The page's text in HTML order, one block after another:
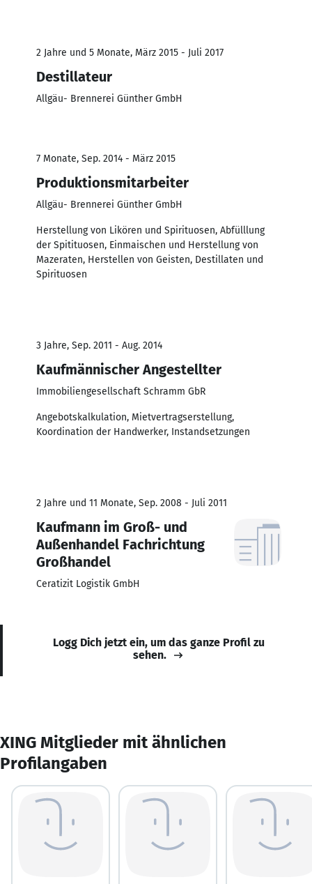
2 Jahre und 5 Monate, März 2015 - Juli 2017
Destillateur
Allgäu- Brennerei Günther GmbH
7 Monate, Sep. 2014 - März 2015
Produktionsmitarbeiter
Allgäu- Brennerei Günther GmbH
Herstellung von Likören und Spirituosen, Abfülllung
der Spitituosen, Einmaischen und Herstellung von
Mazeraten, Herstellen von Geisten, Destillaten und
Spirituosen
3 Jahre, Sep. 2011 - Aug. 2014
Kaufmännischer Angestellter
Immobiliengesellschaft Schramm GbR
Angebotskalkulation, Mietvertragserstellung,
Koordination der Handwerker, Instandsetzungen
2 Jahre und 11 Monate, Sep. 2008 - Juli 2011
Kaufmann im Groß- und
Außenhandel Fachrichtung
Großhandel
Ceratizit Logistik GmbH
Logg Dich jetzt ein, um das ganze Profil zu
sehen.
XING Mitglieder mit ähnlichen
Profilangaben